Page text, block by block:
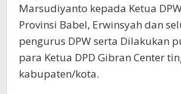
Marsudiyanto kepada Ketua
Provinsi Babel, Erwinsyah dan
pengurus DPW serta Dilakukan
para Ketua DPD Gibran Center
kabupaten/kota.